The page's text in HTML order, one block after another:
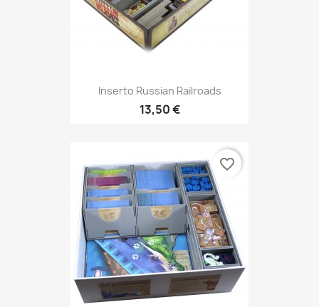
Inserto Russian Railroads
13,50 €
favorite_border